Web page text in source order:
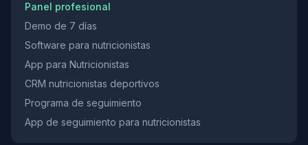
Panel profesional
Demo de 7 días
Software para nutricionistas
App para Nutricionistas
CRM nutricionistas deportivos
Programa de seguimiento
App de seguimiento para nutricionistas